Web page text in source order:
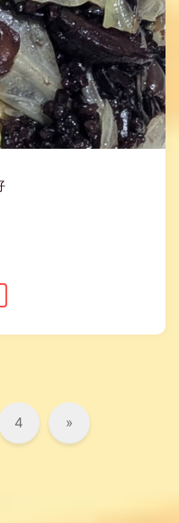
4 »